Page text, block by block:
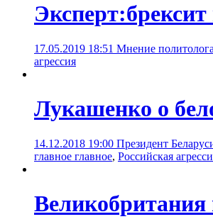
17.05.2019 18:51 Мнение
агрессия
Лукашенко о
14.12.2018 19:00 Президент
главное главное, Российская
Великобритания